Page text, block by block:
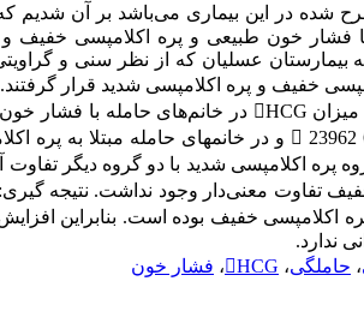
فشار خون طبیعی و پره اکلامپسی خفیف
مراجعه کننده به بیمارستان عسلیان که از نظر
ندارد.
، حاملگی، HCG، فشار خون